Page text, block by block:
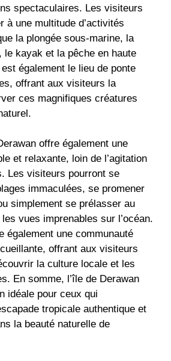
spectaculaires. Les visiteurs
à une multitude d’activités
la plongée sous-marine, la
le kayak et la pêche en haute
également le lieu de ponte
offrant aux visiteurs la
ces magnifiques créatures
offre également une
et relaxante, loin de l’agitation
Les visiteurs pourront se
immaculées, se promener
simplement se prélasser au
vues imprenables sur l’océan.
également une communauté
offrant aux visiteurs
la culture locale et les
En somme, l’île de Derawan
idéale pour ceux qui
tropicale authentique et
la beauté naturelle de